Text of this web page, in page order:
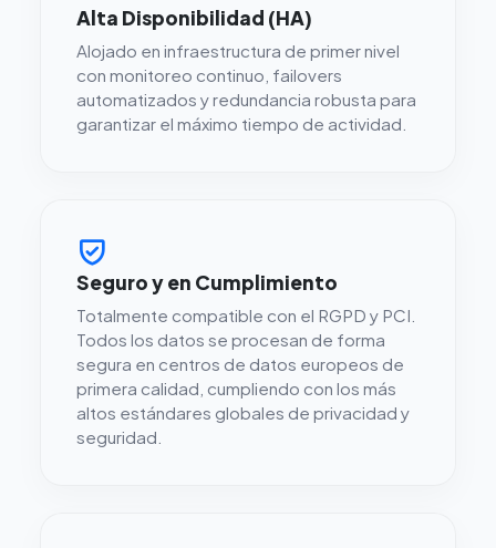
Alta Disponibilidad (HA)
Alojado en infraestructura de primer nivel
con monitoreo continuo, failovers
automatizados y redundancia robusta para
garantizar el máximo tiempo de actividad.
Seguro y en Cumplimiento
Totalmente compatible con el RGPD y PCI.
Todos los datos se procesan de forma
segura en centros de datos europeos de
primera calidad, cumpliendo con los más
altos estándares globales de privacidad y
seguridad.